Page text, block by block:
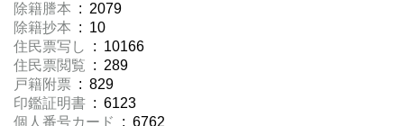
除籍謄本 : 2079
除籍抄本 : 10
住民票写し
: 10166
住民票閲覧 : 289
戸籍附票 : 829
印鑑証明書 : 6123
個人番号カード
: 6762